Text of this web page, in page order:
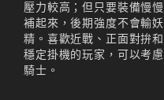
壓力較高；但只要裝備慢慢
補起來，後期強度不會輸妖
精。喜歡近戰、正面對拚和
穩定掛機的玩家，可以考慮
騎士。